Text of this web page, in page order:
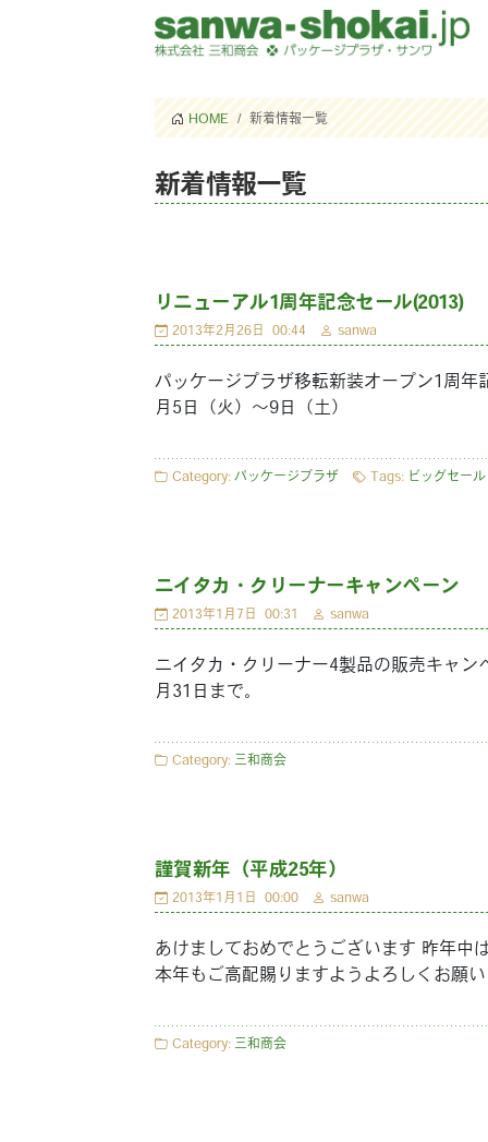
HOME 新着情報一覧
新着情報一覧
リニューアル1周年記念セール(2013)
2013年2月26日 00:44 sanwa
パッケージプラザ移転新装オープン1周
月5日（火）〜9日（土）
Category: パッケージプラザ Tags: ビッグセール
ニイタカ・クリーナーキャンペーン
2013年1月7日 00:31 sanwa
ニイタカ・クリーナー4製品の販売キャ
月31日まで。
Category: 三和商会
謹賀新年（平成25年）
2013年1月1日 00:00 sanwa
あけましておめでとうございます 昨年中
本年もご高配賜りますようよろしくお願
Category: 三和商会